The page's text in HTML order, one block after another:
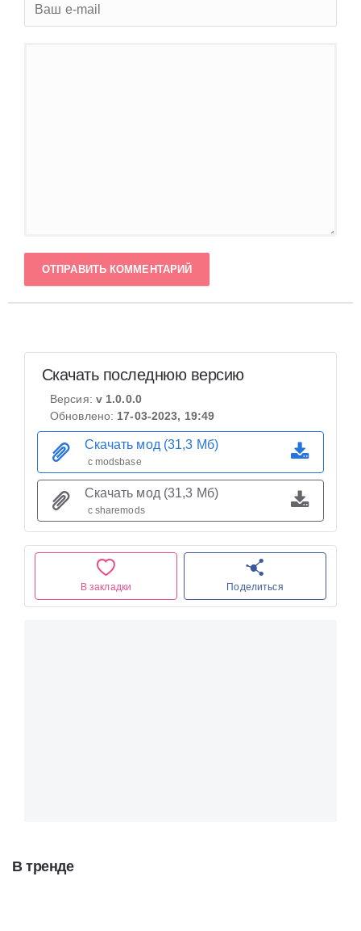
ОТПРАВИТЬ КОММЕНТАРИЙ
В закладки Поделиться
Скачать последнюю версию
Версия: v 1.0.0.0
Обновлено: 17-03-2023, 19:49
Скачать мод (31,3 Мб)
с modsbase
Скачать мод (31,3 Мб)
с sharemods
В тренде